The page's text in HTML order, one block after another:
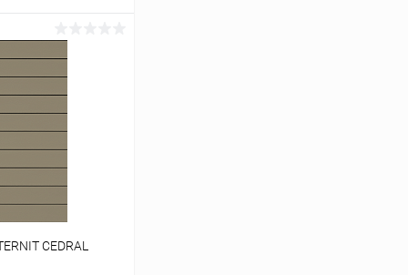
Сравнение
Под заказ
CEDRAL